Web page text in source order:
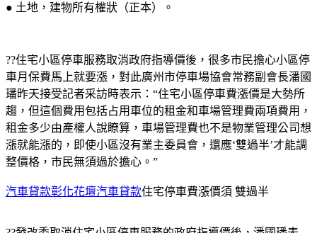
● 土地，建物所有權狀（正本）。
??住宅小區停車服務取消政府指導價後，很多市民擔心小區停
車月保費馬上就要漲，對此廣州市停車場協會常務副會長潘國
璠昨天接受記者采訪時表示：“住宅小區停車費漲價是大勢所
趨，但這個費用包括占用車位的租金和車場管理費兩項費用，
租金多少由產權人說瞭算，車場管理費也不是物業管理公司想
漲就能漲的，即使小區沒有業主委員會，還應‘雙過半’才能調
整價格，市民無須過於擔心。”
汽車貸款彰化花壇汽車貸款住宅停車費漲價須 雙過半